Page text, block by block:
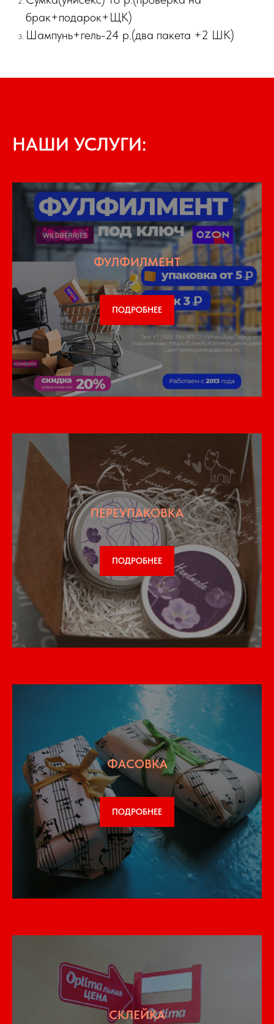
брак+подарок+ЩК)
Шампунь+гель-24 р.(два пакета +2 ШК)
НАШИ УСЛУГИ:
ФУЛФИЛМЕНТ
ПОДРОБНЕЕ
ПЕРЕУПАКОВКА
ПОДРОБНЕЕ
ФАСОВКА
ПОДРОБНЕЕ
СКЛЕЙКА